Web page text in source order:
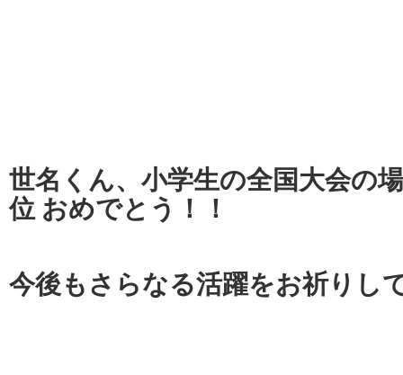
世名くん、小学生の全国大会の
位 おめでとう！！
今後もさらなる活躍をお祈りし